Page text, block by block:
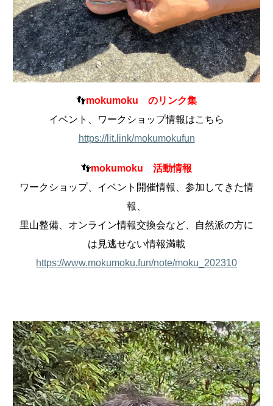
👣mokumoku のリンク集
イベント、ワークショップ情報はこちら
https://lit.link/mokumokufun
👣mokumoku 活動情報
ワークショップ、イベント開催情報、参加してきた情
報、
里山整備、オンライン情報交換会など、自然派の方に
は見逃せない情報満載
https://www.mokumoku.fun/note/moku_202310